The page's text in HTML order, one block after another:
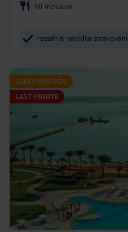
All Inclusive
rozsáhlá nabídka stravování
SLEVY PRO DĚTI
LAST MINUTE